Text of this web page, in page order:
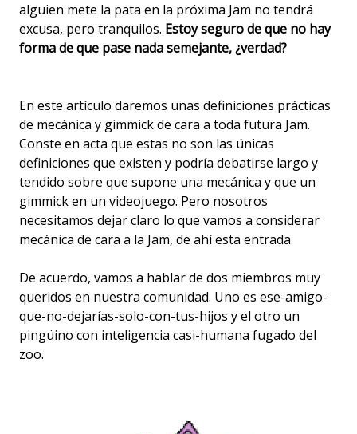
alguien mete la pata en la próxima Jam no tendrá
excusa, pero tranquilos. Estoy seguro de que no hay
forma de que pase nada semejante, ¿verdad?
En este artículo daremos unas definiciones prácticas
de mecánica y gimmick de cara a toda futura Jam.
Conste en acta que estas no son las únicas
definiciones que existen y podría debatirse largo y
tendido sobre que supone una mecánica y que un
gimmick en un videojuego. Pero nosotros
necesitamos dejar claro lo que vamos a considerar
mecánica de cara a la Jam, de ahí esta entrada.
De acuerdo, vamos a hablar de dos miembros muy
queridos en nuestra comunidad. Uno es ese-amigo-
que-no-dejarías-solo-con-tus-hijos y el otro un
pingüino con inteligencia casi-humana fugado del
zoo.